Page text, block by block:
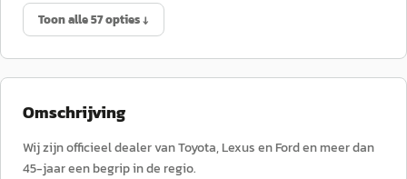
Toon alle 57 opties ↓
Omschrijving
Wij zijn officieel dealer van Toyota, Lexus en Ford en meer dan
45-jaar een begrip in de regio.